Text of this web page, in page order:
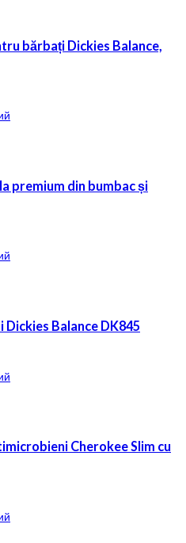
bărbați Dickies Balance,
premium din bumbac și
Balance DK845
Cherokee Slim cu